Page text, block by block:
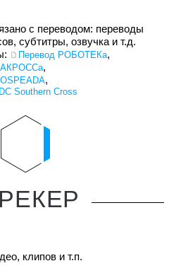
с переводом: переводы
субтитры, озвучка и т.д.
Перевод РОБОТЕКа,
,
,
Southern Cross
клипов и т.п.